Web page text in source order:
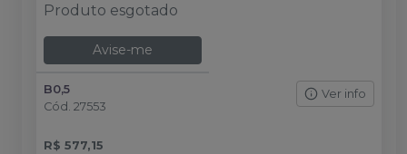
Produto esgotado
Avise-me
B0,5
Cód. 27553
Ver info
R$ 577,15